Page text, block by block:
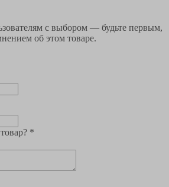
с выбором — будьте первым,
об этом товаре.
*